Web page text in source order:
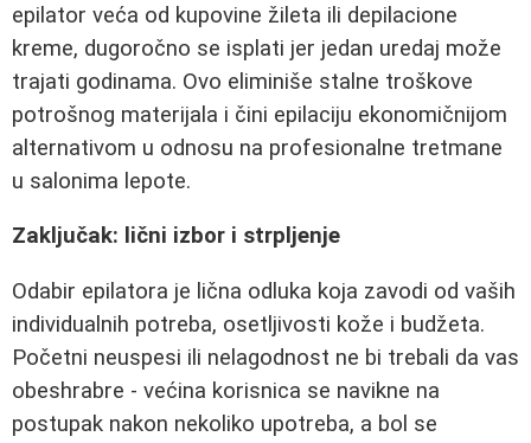
epilator veća od kupovine žileta ili depilacione
kreme, dugoročno se isplati jer jedan uredaj može
trajati godinama. Ovo eliminiše stalne troškove
potrošnog materijala i čini epilaciju ekonomičnijom
alternativom u odnosu na profesionalne tretmane
u salonima lepote.
Zaključak: lični izbor i strpljenje
Odabir epilatora je lična odluka koja zavodi od vaših
individualnih potreba, osetljivosti kože i budžeta.
Početni neuspesi ili nelagodnost ne bi trebali da vas
obeshrabre - većina korisnica se navikne na
postupak nakon nekoliko upotreba, a bol se